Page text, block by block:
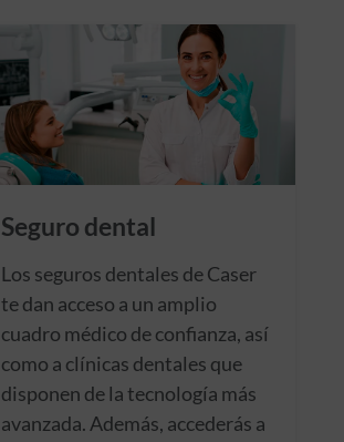
Seguro dental
Los seguros dentales de Caser
te dan acceso a un amplio
cuadro médico de confianza, así
como a clínicas dentales que
disponen de la tecnología más
avanzada. Además, accederás a